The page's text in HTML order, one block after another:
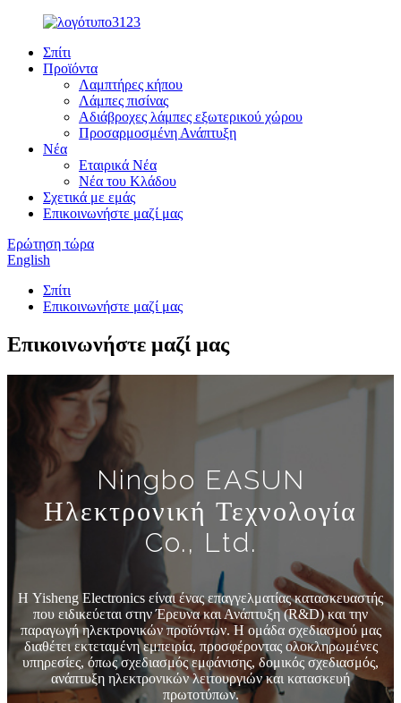
Σπίτι
Προϊόντα
Λαμπτήρες κήπου
Λάμπες πισίνας
Αδιάβροχες λάμπες εξωτερικού χώρου
Προσαρμοσμένη Ανάπτυξη
Νέα
Εταιρικά Νέα
Νέα του Κλάδου
Σχετικά με εμάς
Επικοινωνήστε μαζί μας
Ερώτηση τώρα
English
Σπίτι
Επικοινωνήστε μαζί μας
Επικοινωνήστε μαζί μας
Ningbo EASUN
Ηλεκτρονική Τεχνολογία
Co., Ltd.
Η Yisheng Electronics είναι ένας επαγγελματίας κατασκευαστής
που ειδικεύεται στην Έρευνα και Ανάπτυξη (R&D) και την
παραγωγή ηλεκτρονικών προϊόντων. Η ομάδα σχεδιασμού μας
διαθέτει εκτεταμένη εμπειρία, προσφέροντας ολοκληρωμένες
υπηρεσίες, όπως σχεδιασμός εμφάνισης, δομικός σχεδιασμός,
ανάπτυξη ηλεκτρονικών λειτουργιών και κατασκευή
πρωτοτύπων.